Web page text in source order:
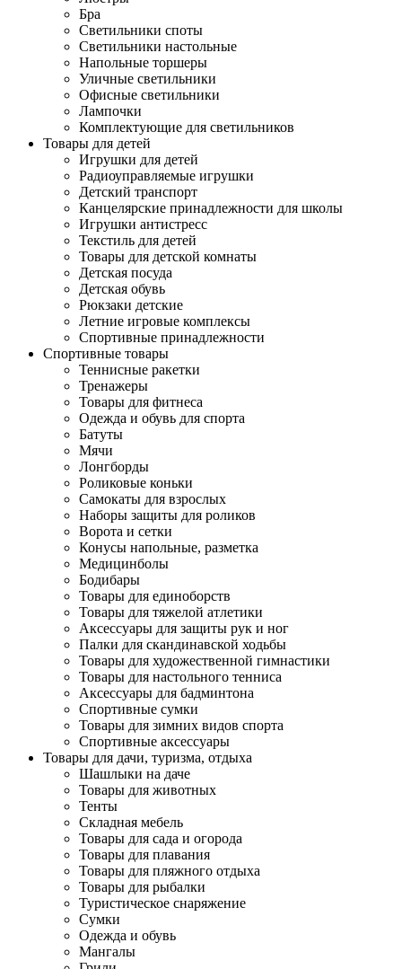
Бра
Светильники споты
Светильники настольные
Напольные торшеры
Уличные светильники
Офисные светильники
Лампочки
Комплектующие для светильников
Товары для детей
Игрушки для детей
Радиоуправляемые игрушки
Детский транспорт
Канцелярские принадлежности для школы
Игрушки антистресс
Текстиль для детей
Товары для детской комнаты
Детская посуда
Детская обувь
Рюкзаки детские
Летние игровые комплексы
Спортивные принадлежности
Спортивные товары
Теннисные ракетки
Тренажеры
Товары для фитнеса
Одежда и обувь для спорта
Батуты
Мячи
Лонгборды
Роликовые коньки
Самокаты для взрослых
Наборы защиты для роликов
Ворота и сетки
Конусы напольные, разметка
Медицинболы
Бодибары
Товары для единоборств
Товары для тяжелой атлетики
Аксессуары для защиты рук и ног
Палки для скандинавской ходьбы
Товары для художественной гимнастики
Товары для настольного тенниса
Аксессуары для бадминтона
Спортивные сумки
Товары для зимних видов спорта
Спортивные аксессуары
Товары для дачи, туризма, отдыха
Шашлыки на даче
Товары для животных
Тенты
Складная мебель
Товары для сада и огорода
Товары для плавания
Товары для пляжного отдыха
Товары для рыбалки
Туристическое снаряжение
Сумки
Одежда и обувь
Мангалы